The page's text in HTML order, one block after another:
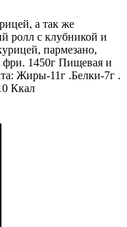
а так же
ролл с клубникой и
пармезано,
фри. 1450г Пищевая и
Жиры-11г .Белки-7г .
Ккал